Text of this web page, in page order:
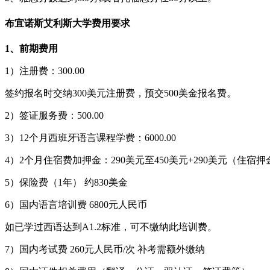
布宜诺斯艾利斯大学费用要求
1、前期费用
1）注册费：300.00
签约报名时交纳300美元注册费，预交500美金报名费。
2）签证服务费：500.00
3）12个月西班牙语言课程学费：6000.00
4）2个月住宿费加押金：290美元至450美元+290美元（住宿押
5）保险费（1年） 约830美金
6）国内语言培训费 6800元人民币
如已学过西语达到A1.2标准，可不缴纳此培训费。
7）国内考试费 260元人民币/次 补考需额外缴纳